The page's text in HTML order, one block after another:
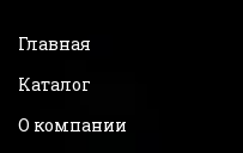
Главная
Каталог
О компании